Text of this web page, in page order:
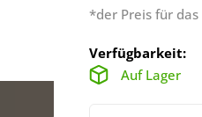
*der Preis für
Verfügbarkeit:
Auf Lager